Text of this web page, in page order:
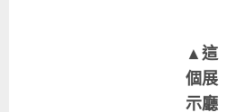
▲這
個展
示廳